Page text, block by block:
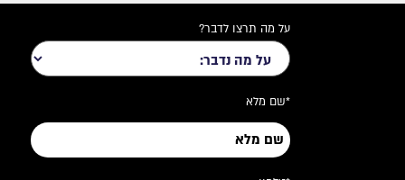
על מה תרצו לדבר?
*שם מלא